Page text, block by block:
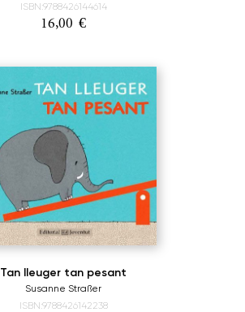
ISBN:9788426144614
16,00 €
Tan lleuger tan pesant
Susanne Straßer
ISBN:9788426142238